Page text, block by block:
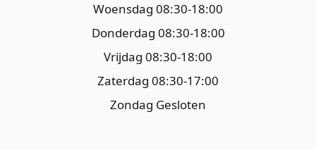
Woensdag 08:30-18:00
Donderdag 08:30-18:00
Vrijdag 08:30-18:00
Zaterdag 08:30-17:00
Zondag Gesloten